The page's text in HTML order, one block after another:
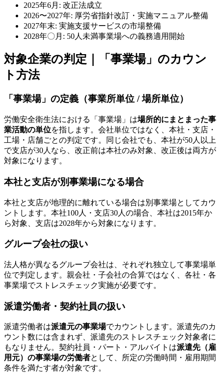
2025年6月: 改正法成立
2026〜2027年: 厚労省指針改訂・実施マニュアル整備
2027年末: 実施支援サービスの市場整備
2028年〇月: 50人未満事業場への義務適用開始
対象企業の判定｜「事業場」のカウン
ト方法
「事業場」の定義（事業所単位 / 場所単位）
労働安全衛生法における「事業場」は場所的にまとまった事
業活動の単位を指します。会社単位ではなく、本社・支店・
工場・店舗ごとの判定です。同じ会社でも、本社が50人以上
で支店が30人なら、改正前は本社のみ対象、改正後は両方が
対象になります。
本社と支店が別事業場になる場合
本社と支店が地理的に離れている場合は別事業場としてカウ
ントします。本社100人・支店30人の場合、本社は2015年か
ら対象、支店は2028年から対象になります。
グループ会社の扱い
法人格が異なるグループ会社は、それぞれ独立して事業場単
位で判定します。親会社・子会社の合算ではなく、各社・各
事業場でストレスチェック実施が必要です。
派遣労働者・契約社員の扱い
派遣労働者は派遣元の事業場でカウントします。派遣先のカ
ウント数には含まれず、派遣先のストレスチェック対象者に
もなりません。契約社員・パート・アルバイトは派遣先（雇
用元）の事業場の労働者として、所定の労働時間・雇用期間
条件を満たす者が対象です。